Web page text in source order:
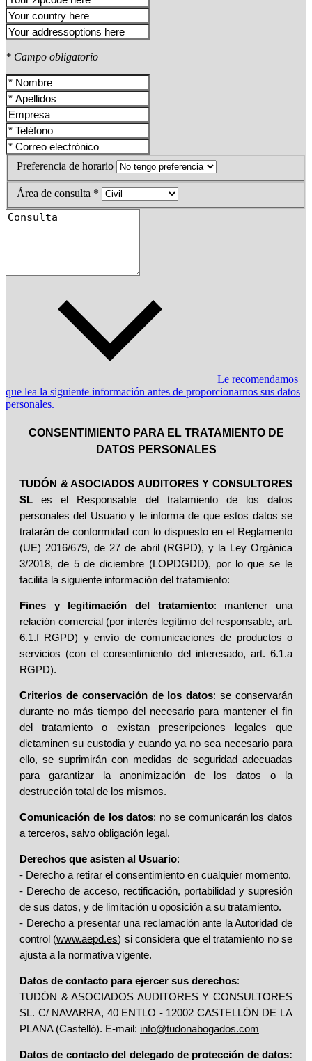
* Campo obligatorio
Preferencia de horario
Área de consulta *
Le recomendamos
que lea la siguiente información antes de proporcionarnos sus datos
personales.
CONSENTIMIENTO PARA EL TRATAMIENTO DE
DATOS PERSONALES
TUDÓN & ASOCIADOS AUDITORES Y CONSULTORES
SL es el Responsable del tratamiento de los datos
personales del Usuario y le informa de que estos datos se
tratarán de conformidad con lo dispuesto en el Reglamento
(UE) 2016/679, de 27 de abril (RGPD), y la Ley Orgánica
3/2018, de 5 de diciembre (LOPDGDD), por lo que se le
facilita la siguiente información del tratamiento:
Fines y legitimación del tratamiento: mantener una
relación comercial (por interés legítimo del responsable, art.
6.1.f RGPD) y envío de comunicaciones de productos o
servicios (con el consentimiento del interesado, art. 6.1.a
RGPD).
Criterios de conservación de los datos: se conservarán
durante no más tiempo del necesario para mantener el fin
del tratamiento o existan prescripciones legales que
dictaminen su custodia y cuando ya no sea necesario para
ello, se suprimirán con medidas de seguridad adecuadas
para garantizar la anonimización de los datos o la
destrucción total de los mismos.
Comunicación de los datos: no se comunicarán los datos
a terceros, salvo obligación legal.
Derechos que asisten al Usuario:
- Derecho a retirar el consentimiento en cualquier momento.
- Derecho de acceso, rectificación, portabilidad y supresión
de sus datos, y de limitación u oposición a su tratamiento.
- Derecho a presentar una reclamación ante la Autoridad de
control (www.aepd.es) si considera que el tratamiento no se
ajusta a la normativa vigente.
Datos de contacto para ejercer sus derechos:
TUDÓN & ASOCIADOS AUDITORES Y CONSULTORES
SL. C/ NAVARRA, 40 ENTLO - 12002 CASTELLÓN DE LA
PLANA (Castelló). E-mail: info@tudonabogados.com
Datos de contacto del delegado de protección de datos: